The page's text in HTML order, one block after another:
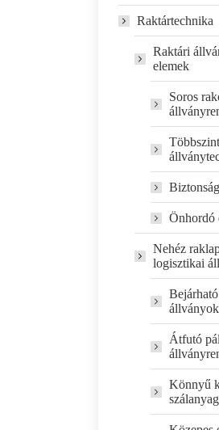
Raktártechnika
Raktári
elemek
Soros
Önhordó
Nehéz
logisztikai
állványok
Átfutó
Könnyű